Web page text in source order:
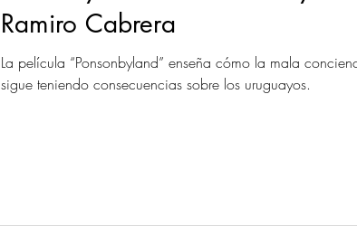
Ramiro Cabrera
La película “Ponsonbyland” enseña cómo la mala
sigue teniendo consecuencias sobre los uruguayos.